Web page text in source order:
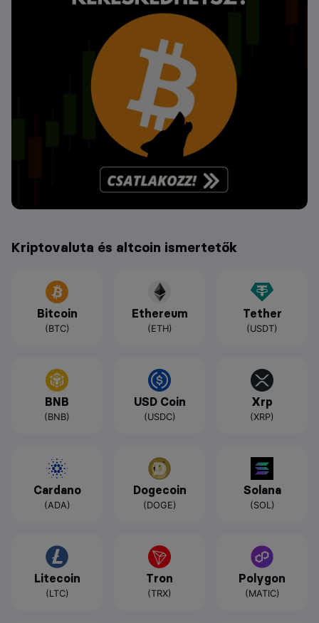
Kriptovaluta és altcoin ismertetők
Bitcoin
(BTC)
Ethereum
(ETH)
Tether
(USDT)
BNB
(BNB)
USD Coin
(USDC)
Xrp
(XRP)
Cardano
(ADA)
Dogecoin
(DOGE)
Solana
(SOL)
Litecoin
(LTC)
Tron
(TRX)
Polygon
(MATIC)